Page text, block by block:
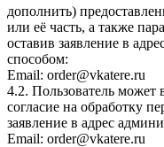
дополнить)
или её часть, а также
оставив заявление в
способом:
Email: order@vkatere.ru
4.2. Пользователь может
согласие на обработку
заявление в адрес
Email: order@vkatere.ru